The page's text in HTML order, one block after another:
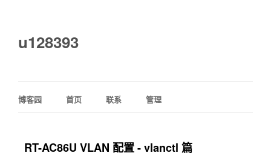
u128393
博客园 首页 联系 管理
RT-AC86U VLAN 配置 - vlanctl 篇